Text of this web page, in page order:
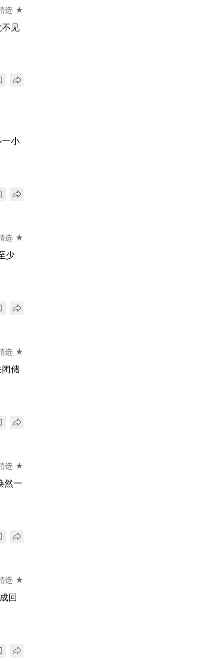
选 ★
见
小
选 ★
少
选 ★
储
选 ★
然一
选 ★
回